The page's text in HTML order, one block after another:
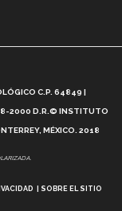
Tec? (video)
Artificial, Paola
C.P. 64849 |
2000 D.R.© INSTITUTO
MÉXICO. 2018
SOBRE EL SITIO